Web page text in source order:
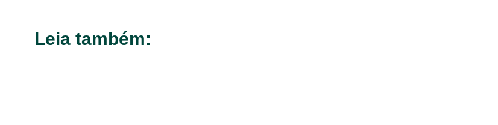
Leia também: